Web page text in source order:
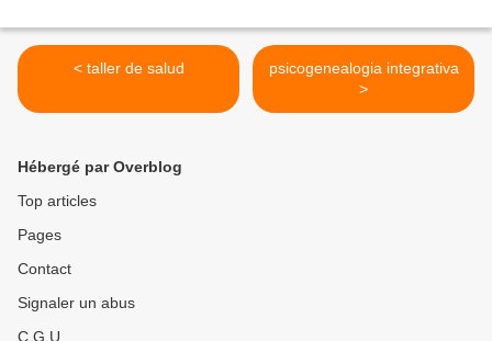
< taller de salud
psicogenealogia integrativa
>
Hébergé par Overblog
Top articles
Pages
Contact
Signaler un abus
C.G.U.